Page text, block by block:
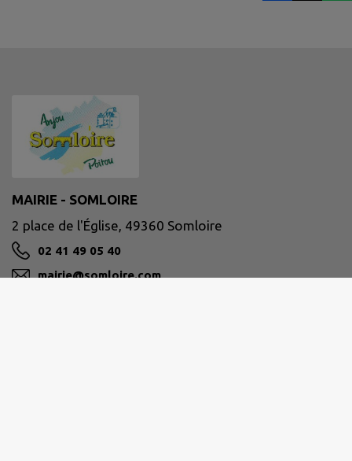
MAIRIE - SOMLOIRE
2 place de l'Église, 49360 Somloire
02 41 49 05 40
mairie@somloire.com